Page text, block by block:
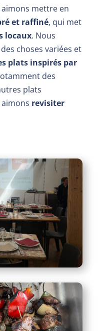
mettre en
et raffiné, qui met
locaux. Nous
choses variées et
plats inspirés par
des
plats
revisiter